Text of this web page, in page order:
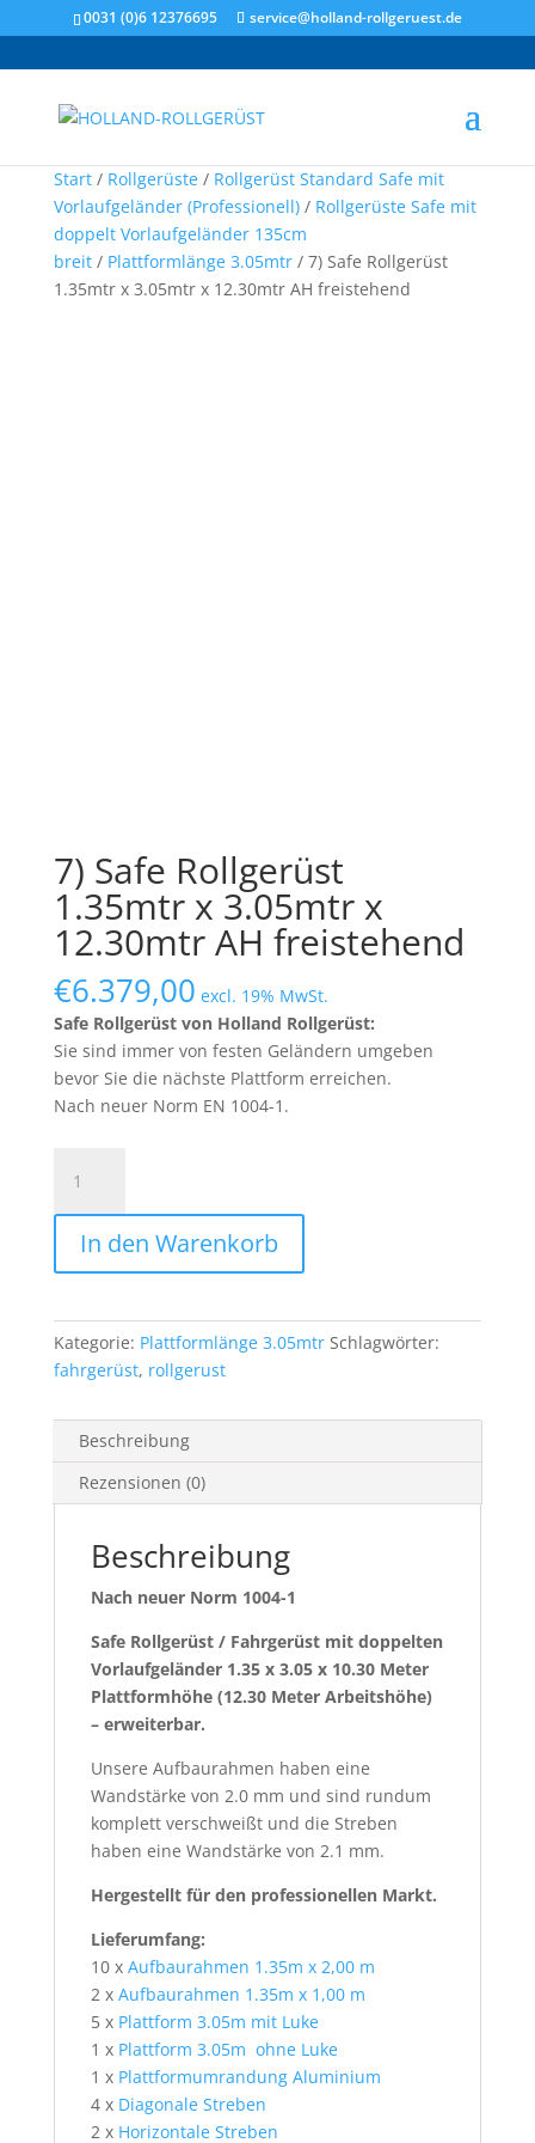
0031 (0)6 12376695 service@holland-rollgeruest.de
Start/ Rollgerüste/ Rollgerüst Standard Safe mit
Vorlaufgeländer (Professionell)/ Rollgerüste Safe mit
doppelt Vorlaufgeländer 135cm
breit/ Plattformlänge 3.05mtr/ 7) Safe Rollgerüst
1.35mtr x 3.05mtr x 12.30mtr AH freistehend
7) Safe Rollgerüst
1.35mtr x 3.05mtr x
12.30mtr AH freistehend
€6.379,00 excl. 19% MwSt.
Safe Rollgerüst von Holland Rollgerüst:
Sie sind immer von festen Geländern umgeben
bevor Sie die nächste Plattform erreichen.
Nach neuer Norm EN 1004-1.
Safe
Rollgerüst
1.35mtr
x
x
12.30mtr
AH
Menge
In den Warenkorb
Kategorie: Plattformlänge 3.05mtr Schlagwörter:
fahrgerüst, rollgerust
Beschreibung
Rezensionen (0)
Beschreibung
Nach neuer Norm 1004-1
Safe Rollgerüst / Fahrgerüst mit doppelten
Vorlaufgeländer 1.35 x 3.05 x 10.30 Meter
Plattformhöhe (12.30 Meter Arbeitshöhe)
– erweiterbar.
Unsere Aufbaurahmen haben eine
Wandstärke von 2.0 mm und sind rundum
komplett verschweißt und die Streben
haben eine Wandstärke von 2.1 mm.
Hergestellt für den professionellen Markt.
Lieferumfang:
10 x Aufbaurahmen 1.35m x 2,00 m
2 x Aufbaurahmen 1.35m x 1,00 m
5 x Plattform 3.05m mit Luke
1 x Plattform 3.05m ohne Luke
1 x Plattformumrandung Aluminium
4 x Diagonale Streben
2 x Horizontale Streben